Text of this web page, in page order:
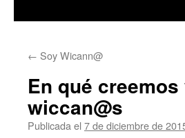
← Soy Wicann@
En qué
wiccan@s
Publicada el 7 de diciembre de